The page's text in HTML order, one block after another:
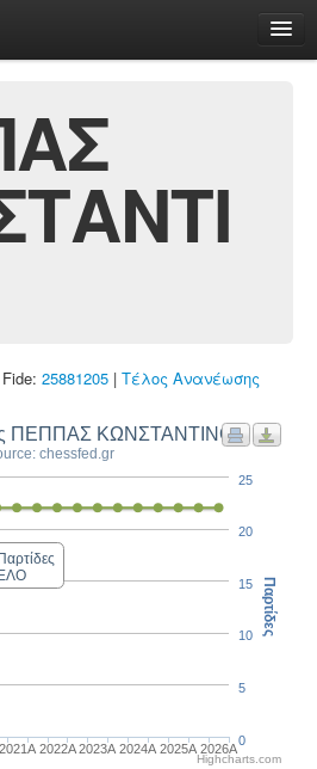
25881205 | Τέλος Ανανέωσης
ΠΕΠΠΑΣ ΚΩΝΣΤΑΝΤΙΝΟΣ
chessfed.gr
Παρτίδες
ΕΛΟ
2021A 2022A2023Α 2024A 2025A 2026A
0
5
10
15
20
25
Παρτίδες
Highcharts.com